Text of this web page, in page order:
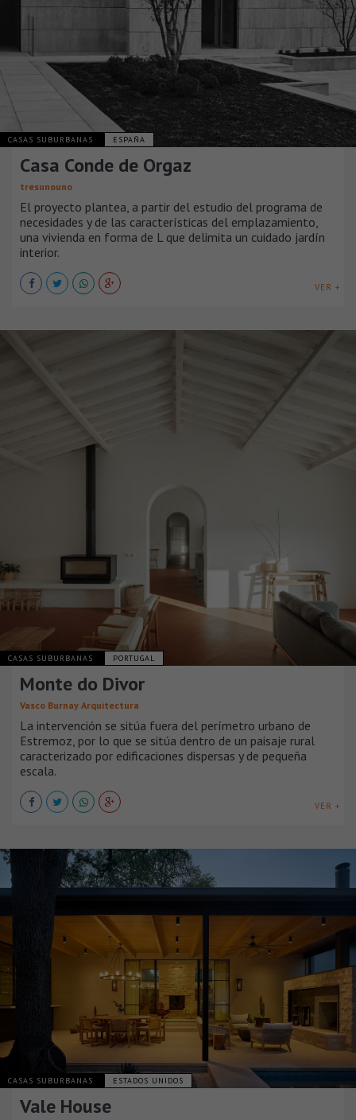
CASAS SUBURBANAS ESPAÑA
Casa Conde de Orgaz
tresunouno
El proyecto plantea, a partir del estudio del programa de
necesidades y de las características del emplazamiento,
una vivienda en forma de L que delimita un cuidado jardín
interior.
VER +
CASAS SUBURBANAS PORTUGAL
Monte do Divor
Vasco Burnay Arquitectura
La intervención se sitúa fuera del perímetro urbano de
Estremoz, por lo que se sitúa dentro de un paisaje rural
caracterizado por edificaciones dispersas y de pequeña
escala.
VER +
CASAS SUBURBANAS ESTADOS UNIDOS
Vale House